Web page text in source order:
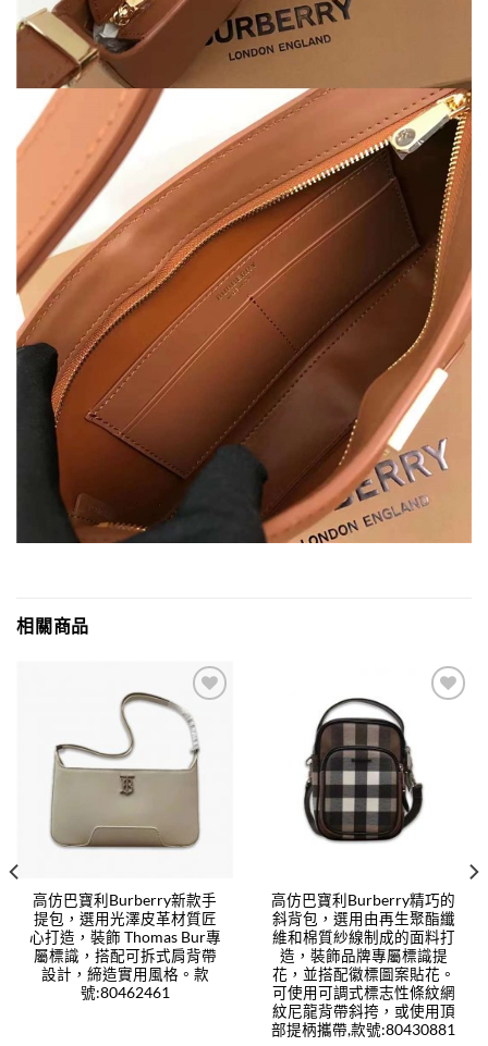
相關商品
Add to
wishlist
高仿巴寶利Burberry新款手
提包，選用光澤皮革材質匠
心打造，裝飾 Thomas Bur專
屬標識，搭配可拆式肩背帶
設計，締造實用風格。款
號:80462461
高仿巴寶利Burberry精巧的
斜背包，選用由再生聚酯纖
維和棉質紗線制成的面料打
造，裝飾品牌專屬標識提
花，並搭配徽標圖案貼花。
可使用可調式標志性條紋網
紋尼龍背帶斜挎，或使用頂
部提柄攜帶,款號:80430881